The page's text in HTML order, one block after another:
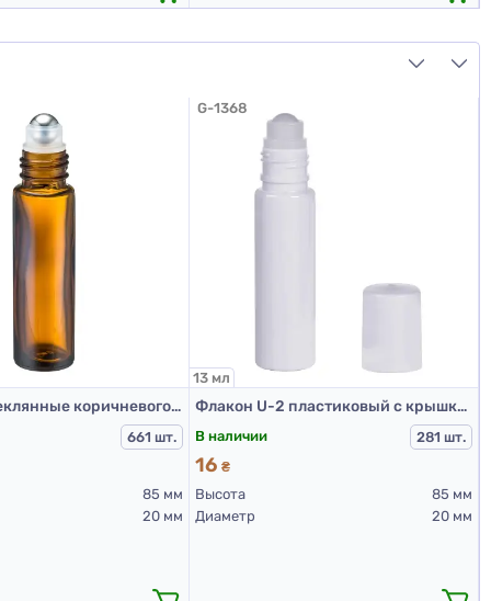
Флаконы стеклянные коричневого цвета для косметических средств, 10 мл (металл. шарик, крышка золотого цвета)
661 шт.
85 мм
20 мм
G-1368
13 мл
Флакон U-2 пластиковый с крышкой (белый с белой крышкой) (флакон-роллер 13 мл)
В наличии 281 шт.
16 ₴
Высота
85 мм
Диаметр
20 мм